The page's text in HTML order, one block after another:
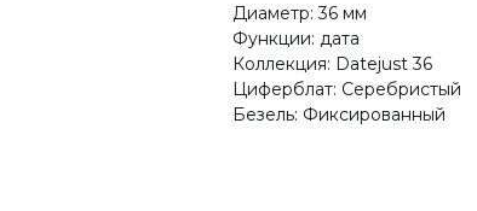
Диаметр: 36 мм
Функции: дата
Коллекция: Datejust 36
Циферблат: Серебристый
Безель: Фиксированный